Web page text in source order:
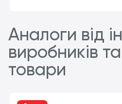
Аналоги від
виробників
товари